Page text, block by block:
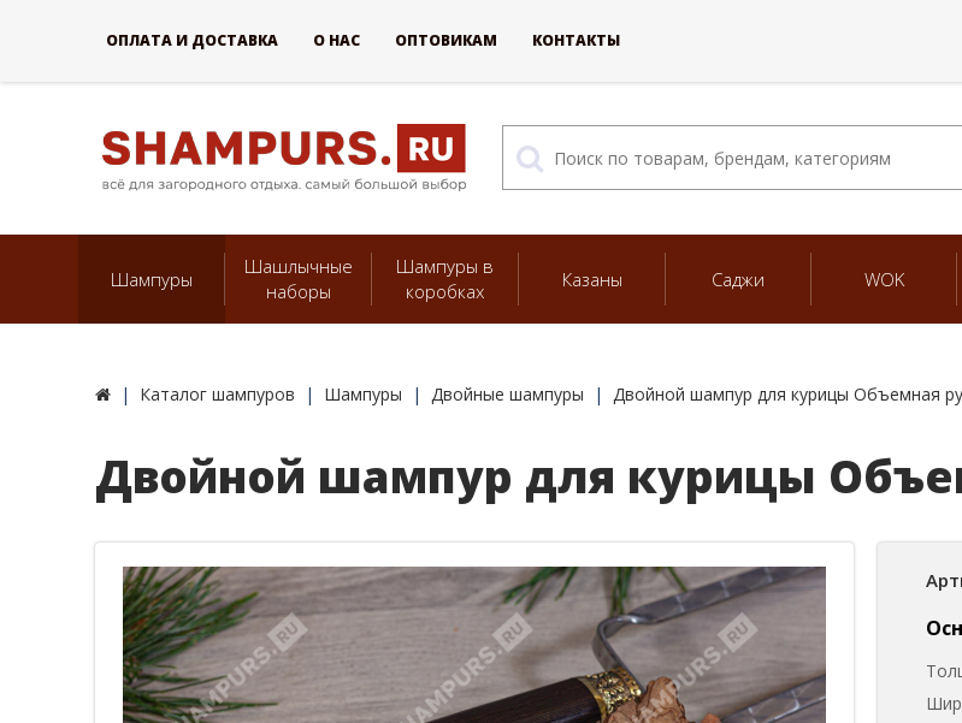
Шампуры
Шашлычные
наборы
Шампуры в
коробках
Казаны Саджи WOK
Каталог шампуров Шампуры Двойные шампуры Двойной шампур для курицы Объемная
Двойной шампур для курицы
ОПЛАТА И ДОСТАВКА О НАС ОПТОВИКАМ КОНТАКТЫ